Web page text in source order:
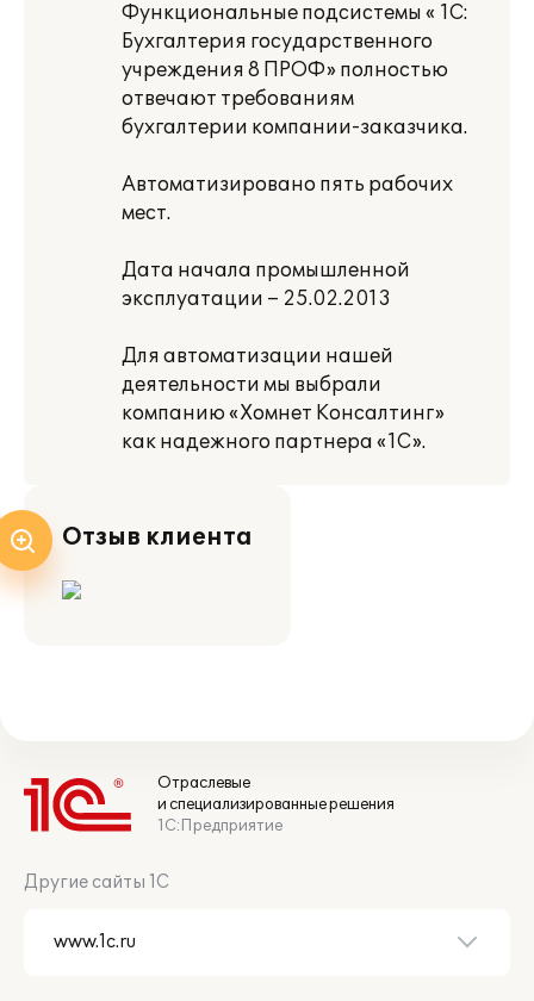
Функциональные подсистемы « 1С:
Бухгалтерия государственного
учреждения 8 ПРОФ» полностью
отвечают требованиям
бухгалтерии компании-заказчика.
Автоматизировано пять рабочих
мест.
Дата начала промышленной
эксплуатации – 25.02.2013
Для автоматизации нашей
деятельности мы выбрали
компанию «Хомнет Консалтинг»
как надежного партнера «1С».
Отзыв клиента
Отраслевые
и специализированные решения
1С:Предприятие
Другие сайты 1С